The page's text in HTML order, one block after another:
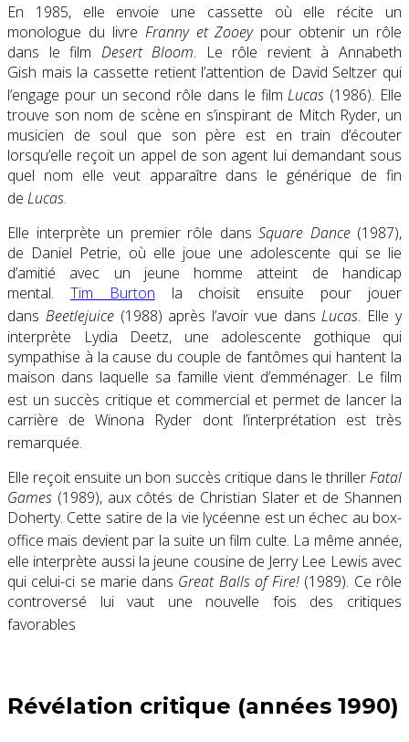
En 1985, elle envoie une cassette où elle récite un
monologue du livre Franny et Zooeypour obtenir un rôle
dans le film Desert Bloom. Le rôle revient à Annabeth
Gish mais la cassette retient l’attention de David Seltzer qui
l’engage pour un second rôle dans le filmLucas (1986). Elle
trouve son nom de scène en s’inspirant de Mitch Ryder, un
musicien de soul que son père est en train d’écouter
lorsqu’elle reçoit un appel de son agent lui demandant sous
quel nom elle veut apparaître dans le générique de fin
de Lucas.
Elle interprète un premier rôle dans Square Dance(1987),
de Daniel Petrie, où elle joue une adolescente qui se lie
d’amitié avec un jeune homme atteint de handicap
mental. Tim Burton la choisit ensuite pour jouer
dans Beetlejuice(1988) après l’avoir vue dansLucas. Elle y
interprète Lydia Deetz, une adolescente gothique qui
sympathise à la cause du couple de fantômes qui hantent la
maison dans laquelle sa famille vient d’emménager. Le film
est un succès critique et commercial et permet de lancer la
carrière de Winona Ryder dont l’interprétation est très
remarquée.
Elle reçoit ensuite un bon succès critique dans le thrillerFatal
Games (1989), aux côtés de Christian Slater et de Shannen
Doherty. Cette satire de la vie lycéenne est un échec au box-
office mais devient par la suite un film culte. La même année,
elle interprète aussi la jeune cousine de Jerry Lee Lewis avec
qui celui-ci se marie dans Great Balls of Fire! (1989). Ce rôle
controversé lui vaut une nouvelle fois des critiques
favorables
Révélation critique (années 1990)